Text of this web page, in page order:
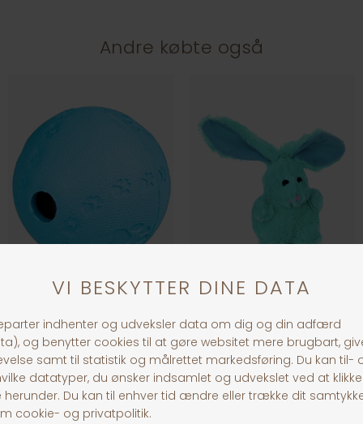
Andre købte også
DKK 49,00
DKK 59,00